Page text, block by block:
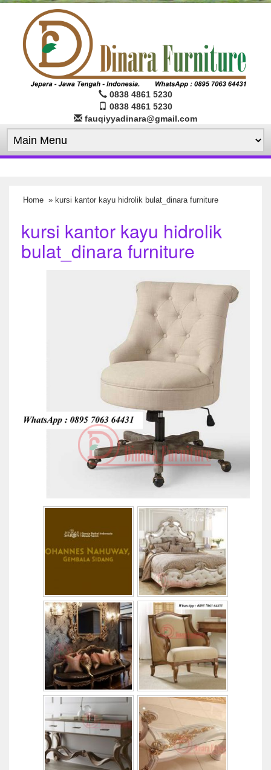
0838 4861 5230
0838 4861 5230
fauqiyyadinara@gmail.com
Home » kursi kantor kayu hidrolik bulat_dinara furniture
kursi kantor kayu hidrolik
bulat_dinara furniture